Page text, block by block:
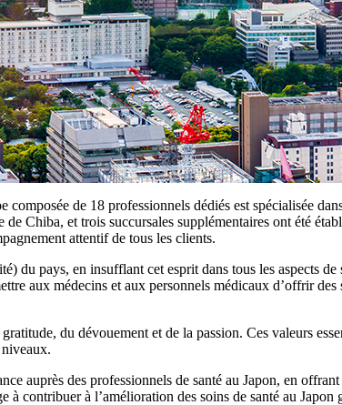
de 18 professionnels dédiés est spécialisée
Chiba, et trois succursales supplémentaires ont été
attentif de tous les clients.
pays, en insufflant cet esprit dans tous les aspects
aux médecins et aux personnels médicaux d’offrir
du dévouement et de la passion. Ces valeurs
niveaux.
auprès des professionnels de santé au Japon, en
contribuer à l’amélioration des soins de santé au